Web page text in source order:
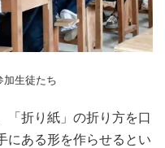
加生徒たち
「折り紙」の折り方を口
にある形を作らせるとい